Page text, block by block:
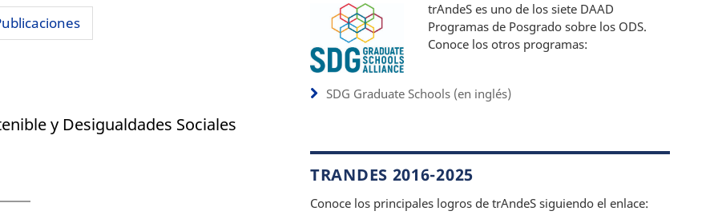
y Desigualdades Sociales
trAndeS es uno de los siete DAAD
Programas de Posgrado sobre los ODS.
Conoce los otros programas:
SDG Graduate Schools (en inglés)
TRANDES 2016-2025
Conoce los principales logros de trAndeS siguiendo el enlace: